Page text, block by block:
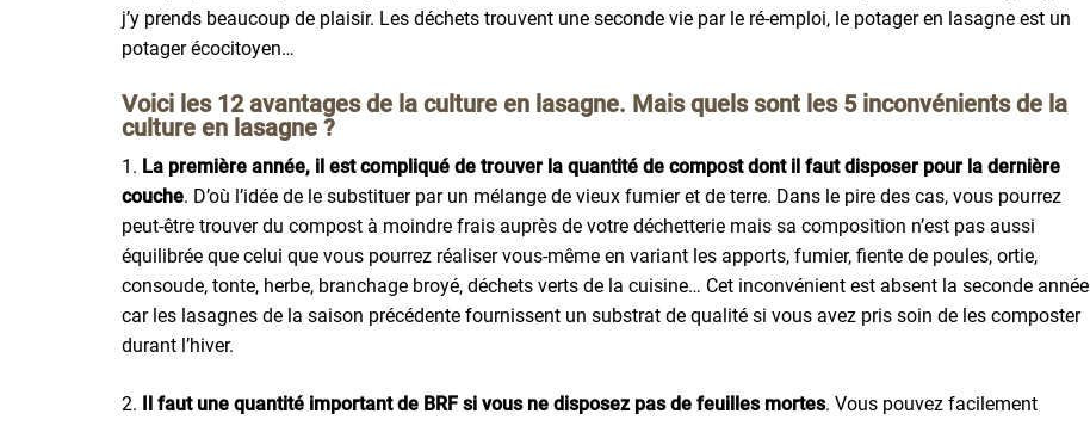
j’y prends beaucoup de plaisir. Les déchets trouvent une seconde vie par le ré-emploi, le potager en lasagne est un
potager écocitoyen…
Voici les 12 avantages de la culture en lasagne. Mais quels sont les 5 inconvénients de la
culture en lasagne ?
1. La première année, il est compliqué de trouver la quantité de compost dont il faut disposer pour la dernière
couche. D’où l’idée de le substituer par un mélange de vieux fumier et de terre. Dans le pire des cas, vous pourrez
peut-être trouver du compost à moindre frais auprès de votre déchetterie mais sa composition n’est pas aussi
équilibrée que celui que vous pourrez réaliser vous-même en variant les apports, fumier, fiente de poules, ortie,
consoude, tonte, herbe, branchage broyé, déchets verts de la cuisine… Cet inconvénient est absent la seconde année
car les lasagnes de la saison précédente fournissent un substrat de qualité si vous avez pris soin de les composter
durant l’hiver.
2. Il faut une quantité important de BRF si vous ne disposez pas de feuilles mortes. Vous pouvez facilement